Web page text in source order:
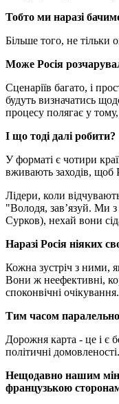
Тобто ми наразі
Більше того, не тільки
Може Росія
Сценаріїв багато, і
будуть визначатись
процесу полягає у
І що тоді далі робити?
У форматі є чотири
вживають заходів, щоб
Лідери, коли
"Володя, зав’язуй. Ми
Сурков), нехай вони
Наразі Росія ніяких
Кожна зустріч з ними,
Вони ж неефективні,
споконвічні очікування.
Тим часом паралельно
Дорожня карта - це і є
політичні домовленості.
Нещодавно нашим
французькою